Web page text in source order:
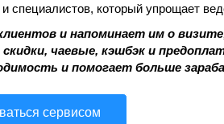
специалистов, который упрощает
и напоминает им о
чаевые, кэшбэк и
и помогает больше
сервисом